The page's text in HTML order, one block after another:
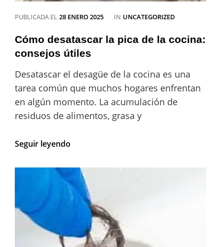
PUBLICADA EL 28 ENERO 2025 IN CATEGORÍAS
UNCATEGORIZED
Cómo desatascar la pica de la cocina:
consejos útiles
Desatascar el desagüe de la cocina es una
tarea común que muchos hogares enfrentan
en algún momento. La acumulación de
residuos de alimentos, grasa y
Seguir leyendo
pica
de
cocina:
consejos
útiles